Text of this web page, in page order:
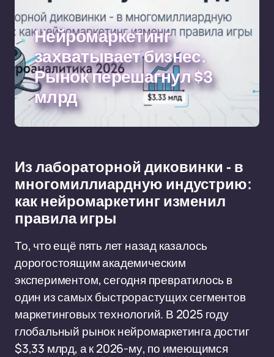
Нейромаркетинг
захватывает бизнес.
Рынок перешагнул $3
млрд
Из лабораторной диковинки - в
многомиллиардную индустрию:
как нейромаркетинг изменил
правила игры
То, что ещё пять лет назад казалось
дорогостоящим академическим
экспериментом, сегодня превратилось в
один из самых быстрорастущих сегментов
маркетинговых технологий. В 2025 году
глобальный рынок нейромаркетинга достиг
$3,33 млрд, а к 2026-му, по имеющимся